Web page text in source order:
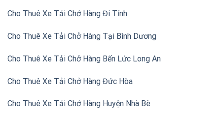
Cho Thuê Xe Tải Chở Hàng Đi Tỉnh
Cho Thuê Xe Tải Chở Hàng Tại Bình Dương
Cho Thuê Xe Tải Chở Hàng Bến Lức Long An
Cho Thuê Xe Tải Chở Hàng Đức Hòa
Cho Thuê Xe Tải Chở Hàng Huyện Nhà Bè